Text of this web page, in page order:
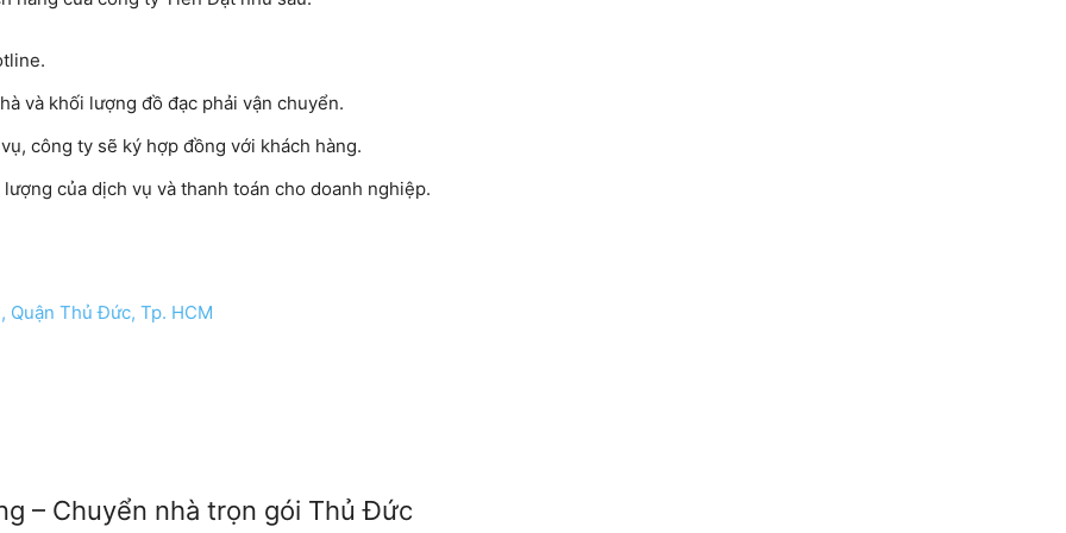
và khối lượng đồ đạc phải vận chuyển.
công ty sẽ ký hợp đồng với khách hàng.
của dịch vụ và thanh toán cho doanh nghiệp.
Quận Thủ Đức, Tp. HCM
– Chuyển nhà trọn gói Thủ Đức